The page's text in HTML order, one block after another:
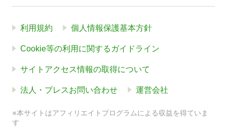
利用規約 個人情報保護基本方針
Cookie等の利用に関するガイドライン
サイトアクセス情報の取得について
法人・プレスお問い合わせ 運営会社
※本サイトはアフィリエイトプログラムによる収益を得ていま
す